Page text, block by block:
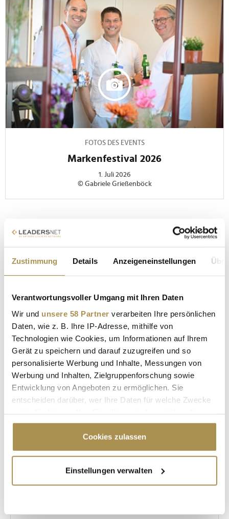
Zustimmung Details Anzeigeneinstellungen
Verantwortungsvoller Umgang mit Ihren Daten
Wir und unsere 58 Partner verarbeiten Ihre persönlichen
Daten, wie z. B. Ihre IP-Adresse, mithilfe von
Technologien wie Cookies, um Informationen auf Ihrem
Gerät zu speichern und darauf zuzugreifen und so
personalisierte Werbung und Inhalte, Messungen von
Werbung und Inhalten, Zielgruppenforschung sowie
Entwicklung von Angeboten zu ermöglichen. Sie
entscheiden darüber, wer Ihre Daten für welche Zwecke
Cookie-Erklärung oder durch Klicken auf das Privacy
Trigger Symbol ändern oder widerrufen
Informationen über Ihre geografische Lage
erfassen, welche bis auf einige Meter genau sein
Cookies zulassen
Einstellungen verwalten
FOTOS DES EVENTS
Markenfestival 2026
1. Juli 2026
© Gabriele Grießenböck
KÜNSTLICHE INTELLIGENZ LIVE-MARKETING
BRAND EXPERIENCE EVENTMARKETING
COMMUNITY BUILDING CREATOR ECONOMY
CUSTOMER EXPERIENCE DÜSSELDORF
Kommentar veröffentlichen